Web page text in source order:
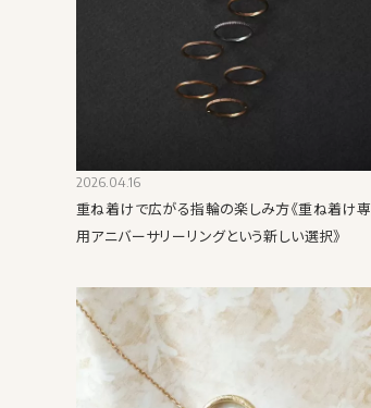
2026.04.16
重ね着けで広がる指輪の楽しみ方《重ね着け専
用アニバーサリーリングという新しい選択》